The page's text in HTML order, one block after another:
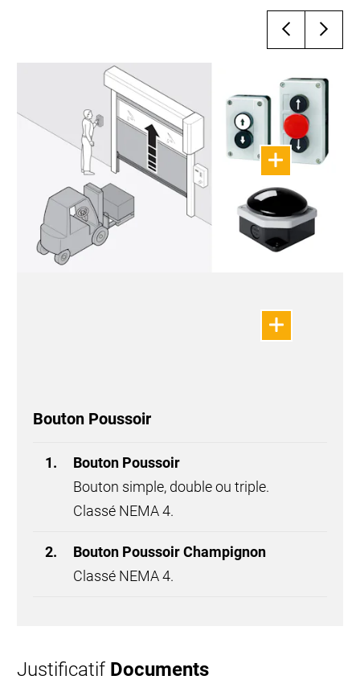
personnel entre dans la zone de
Boîtier résistant aux intempéries,
catégorie de protection IP65 (NEMA 4X).
Justificatif Documents